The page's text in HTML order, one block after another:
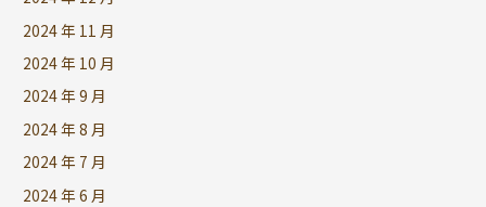
2024 年 11 月
2024 年 10 月
2024 年 9 月
2024 年 8 月
2024 年 7 月
2024 年 6 月